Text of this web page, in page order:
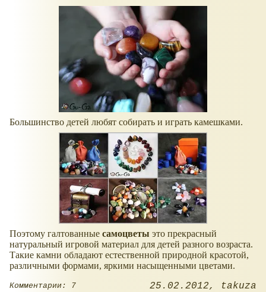
Большинство детей любят собирать и играть камешками.
Поэтому галтованные самоцветы это прекрасный
натуральный игровой материал для детей разного возраста.
Такие камни обладают естественной природной красотой,
различными формами, яркими насыщенными цветами.
Комментарии: 7 25.02.2012 takuza